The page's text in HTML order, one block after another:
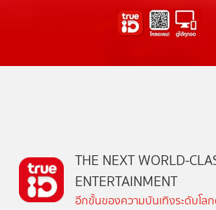
THE NEXT WORLD-
ENTERTAINMENT
อีกขั้นของความบันเทิงระดับโล